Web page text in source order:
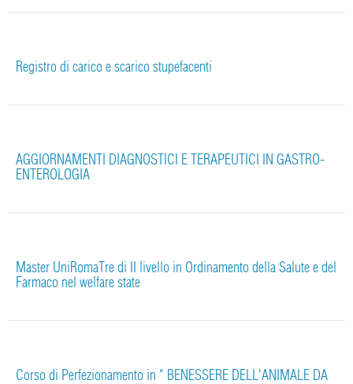
Registro di carico e scarico stupefacenti
AGGIORNAMENTI DIAGNOSTICI E TERAPEUTICI IN GASTRO-
ENTEROLOGIA
Master UniRomaTre di II livello in Ordinamento della Salute e del
Farmaco nel welfare state
Corso di Perfezionamento in " BENESSERE DELL'ANIMALE DA